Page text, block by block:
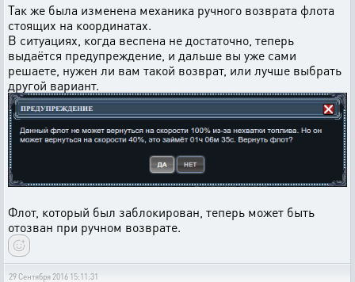
Так же была изменена механика ручного возврата флота
стоящих на координатах.
В ситуациях, когда веспена не достаточно, теперь
выдаётся предупреждение, и дальше вы уже сами
решаете, нужен ли вам такой возврат, или лучше выбрать
другой вариант.
Флот, который был заблокирован, теперь может быть
отозван при ручном возврате.
29 Сентября 2016 15:11:31